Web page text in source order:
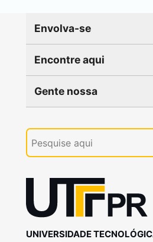
Envolva-se
Encontre aqui
Gente nossa
UNIVERSIDADE